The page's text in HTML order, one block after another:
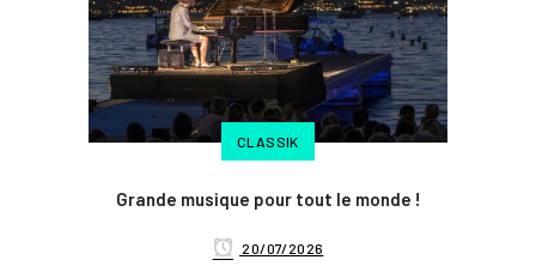
CLASSIK
Grande musique pour tout le monde !
20/07/2026